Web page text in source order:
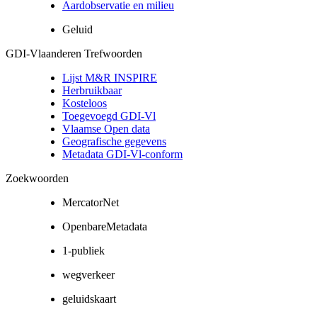
Aardobservatie en milieu
Geluid
GDI-Vlaanderen Trefwoorden
Lijst M&R INSPIRE
Herbruikbaar
Kosteloos
Toegevoegd GDI-Vl
Vlaamse Open data
Geografische gegevens
Metadata GDI-Vl-conform
Zoekwoorden
MercatorNet
OpenbareMetadata
1-publiek
wegverkeer
geluidskaart